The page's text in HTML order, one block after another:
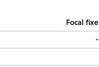
Focal fixe
-